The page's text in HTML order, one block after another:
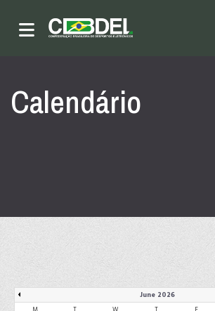
Calendário
June 2026